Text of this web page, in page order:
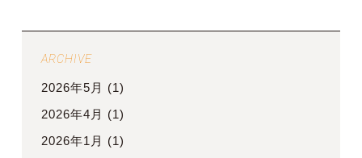
ARCHIVE
2026年5月 (1)
2026年4月 (1)
2026年1月 (1)